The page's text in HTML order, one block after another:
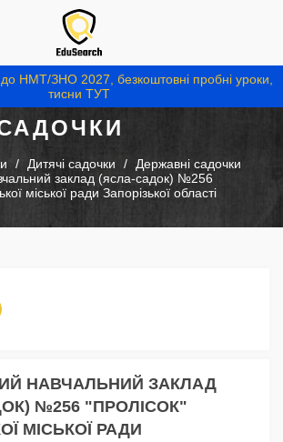
НМТ/ЗНО 2027, безкоштовні пробні уроки,
тисни ТУТ
Дитячі садочки
Державні садочки
заклад (ясла-садок) №256
міської ради Запорізької області
НАВЧАЛЬНИЙ ЗАКЛАД
№256 "ПРОЛІСОК"
МІСЬКОЇ РАДИ